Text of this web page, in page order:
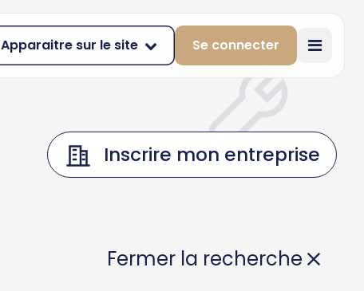
Apparaitre sur le site Se connecter
Inscrire mon entreprise
Fermer la recherche